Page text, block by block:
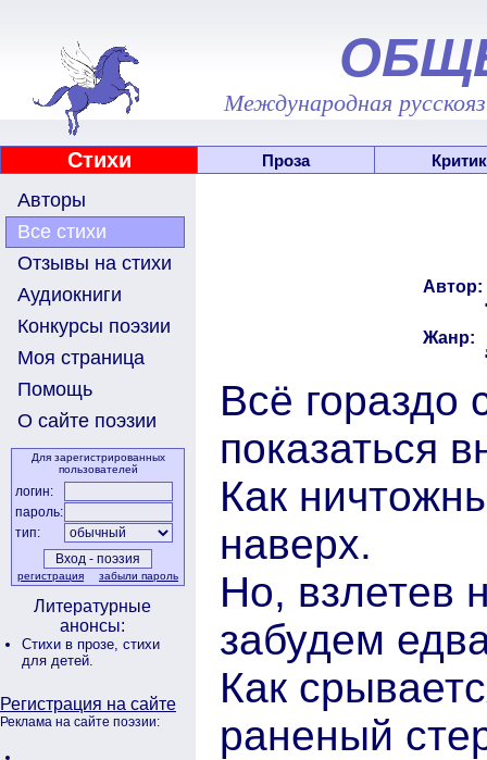
Международная
Стихи Проза
Авторы
Все стихи
Отзывы на стихи
Аудиокниги
Конкурсы поэзии
Моя страница
Помощь
О сайте поэзии
Для зарегистрированных
пользователей
логин:
пароль:
тип:
регистрация забыли пароль
Литературные
анонсы:
Стихи в прозе, стихи
для детей.
Регистрация на сайте
Реклама на сайте поэзии:
Автор:
Жанр:
Всё
показаться
Как
наверх.
Но, взлетев
забудем
Как
раненый